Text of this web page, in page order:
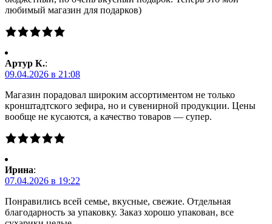
любимый магазин для подарков)
Артур К.:
09.04.2026 в 21:08
Магазин порадовал широким ассортиментом не только
кронштадтского зефира, но и сувенирной продукции. Цены
вообще не кусаются, а качество товаров — супер.
Ирина:
07.04.2026 в 19:22
Понравились всей семье, вкусные, свежие. Отдельная
благодарность за упаковку. Заказ хорошо упакован, все